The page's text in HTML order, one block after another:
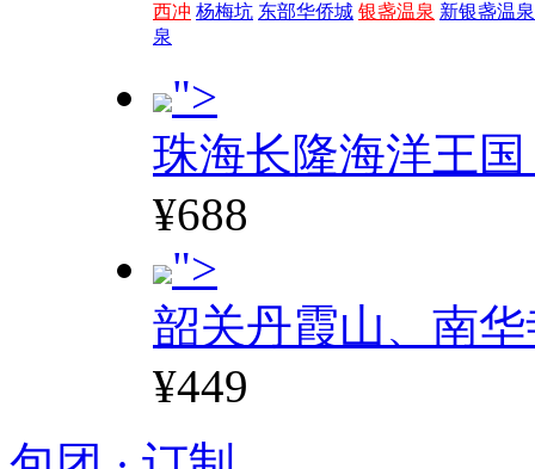
西冲 杨梅坑 东部华侨城 银盏温泉 新银盏温泉
泉
">
珠海长隆海洋王
¥688
">
韶关丹霞山、南
¥449